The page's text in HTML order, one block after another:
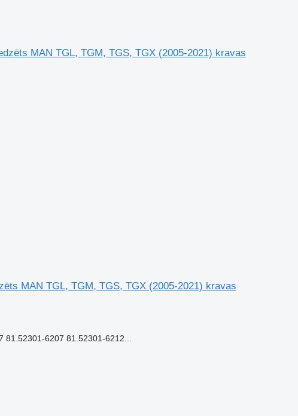
MAN TGL, TGM, TGS, TGX (2005-2021) kravas
MAN TGL, TGM, TGS, TGX (2005-2021) kravas
6207 81.52301-6212...